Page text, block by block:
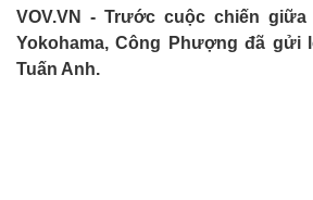
VOV.VN - Trước cuộc chiến
Yokohama, Công Phượng đã gửi
Tuấn Anh.